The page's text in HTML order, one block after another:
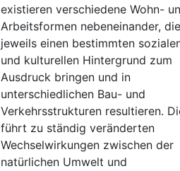
existieren verschiedene Wohn-
Arbeitsformen nebeneinander, die
jeweils einen bestimmten
und kulturellen Hintergrund zum
Ausdruck bringen und in
unterschiedlichen Bau- und
Verkehrsstrukturen resultieren.
führt zu ständig veränderten
Wechselwirkungen zwischen der
natürlichen Umwelt und